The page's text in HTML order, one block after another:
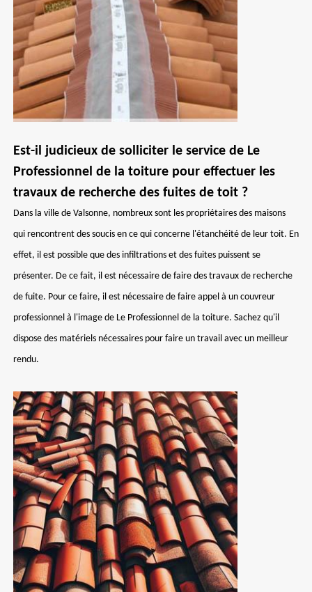
Est-il judicieux de solliciter le service de Le
Professionnel de la toiture pour effectuer les
travaux de recherche des fuites de toit ?
Dans la ville de Valsonne, nombreux sont les propriétaires des maisons
qui rencontrent des soucis en ce qui concerne l'étanchéité de leur toit. En
effet, il est possible que des infiltrations et des fuites puissent se
présenter. De ce fait, il est nécessaire de faire des travaux de recherche
de fuite. Pour ce faire, il est nécessaire de faire appel à un couvreur
professionnel à l'image de Le Professionnel de la toiture. Sachez qu'il
dispose des matériels nécessaires pour faire un travail avec un meilleur
rendu.